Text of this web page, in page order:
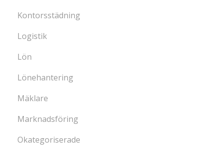
Kontorsstädning
Logistik
Lön
Lönehantering
Mäklare
Marknadsföring
Okategoriserade